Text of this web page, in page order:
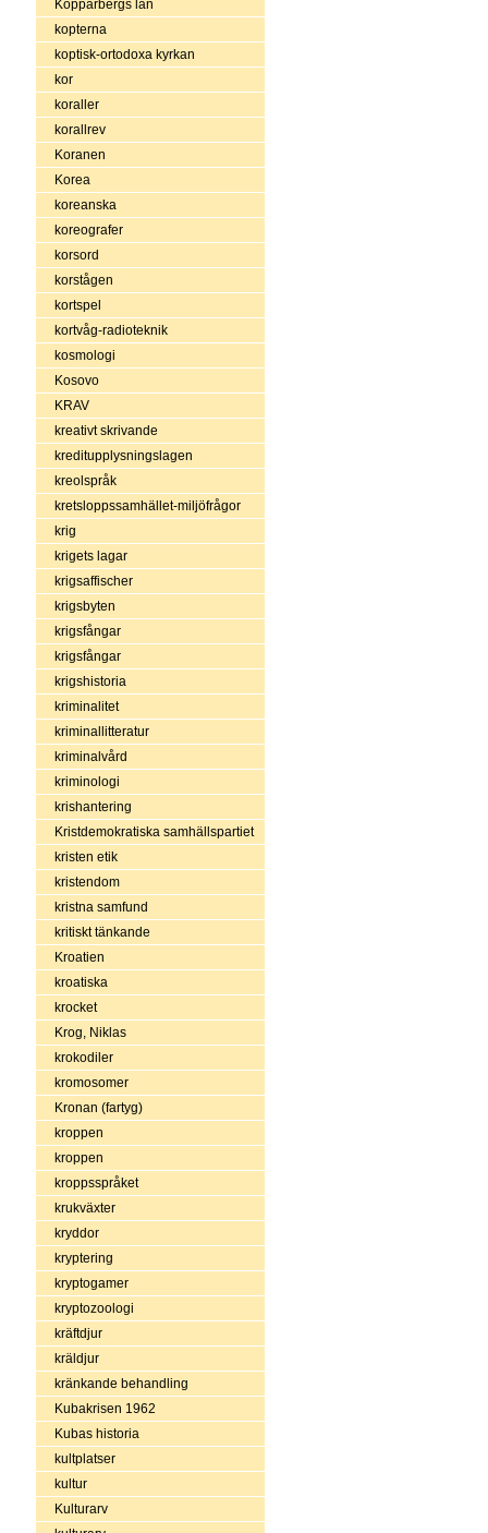
Kopparbergs län
kopterna
koptisk-ortodoxa kyrkan
kor
koraller
korallrev
Koranen
Korea
koreanska
koreografer
korsord
korstågen
kortspel
kortvåg-radioteknik
kosmologi
Kosovo
KRAV
kreativt skrivande
kreditupplysningslagen
kreolspråk
kretsloppssamhället-miljöfrågor
krig
krigets lagar
krigsaffischer
krigsbyten
krigsfångar
krigsfångar
krigshistoria
kriminalitet
kriminallitteratur
kriminalvård
kriminologi
krishantering
Kristdemokratiska samhällspartiet
kristen etik
kristendom
kristna samfund
kritiskt tänkande
Kroatien
kroatiska
krocket
Krog, Niklas
krokodiler
kromosomer
Kronan (fartyg)
kroppen
kroppen
kroppsspråket
krukväxter
kryddor
kryptering
kryptogamer
kryptozoologi
kräftdjur
kräldjur
kränkande behandling
Kubakrisen 1962
Kubas historia
kultplatser
kultur
Kulturarv